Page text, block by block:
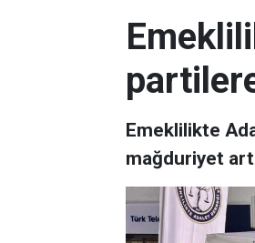
Emeklilikte
mağduriyet